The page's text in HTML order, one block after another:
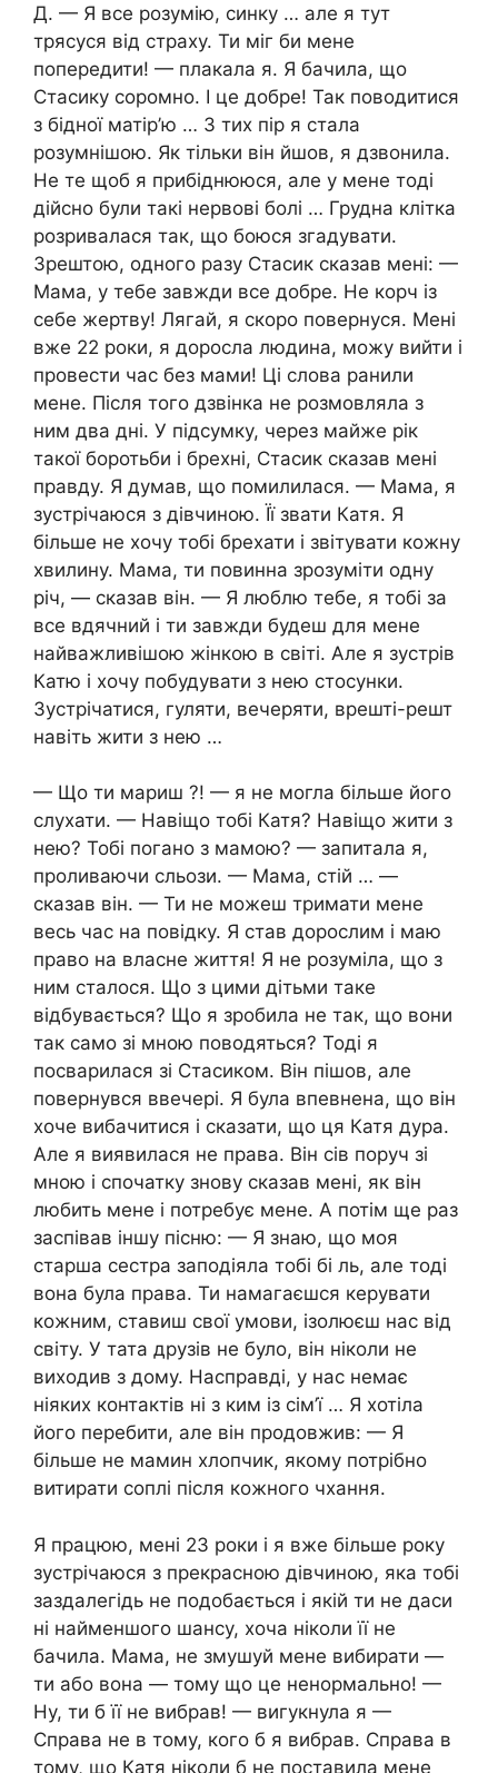
Д. — Я все розумію, синку … але я тут
трясуся від страху. Ти міг би мене
попередити! — плакала я. Я бачила, що
Стасику соромно. І це добре! Так поводитися
з бідної матір’ю … З тих пір я стала
розумнішою. Як тільки він йшов, я дзвонила.
Не те щоб я прибіднююся, але у мене тоді
дійсно були такі нервові болі … Грудна клітка
розривалася так, що боюся згадувати.
Зрештою, одного разу Стасик сказав мені: —
Мама, у тебе завжди все добре. Не корч із
себе жертву! Лягай, я скоро повернуся. Мені
вже 22 роки, я доросла людина, можу вийти і
провести час без мами! Ці слова ранили
мене. Після того дзвінка не розмовляла з
ним два дні. У підсумку, через майже рік
такої боротьби і брехні, Стасик сказав мені
правду. Я думав, що помилилася. — Мама, я
зустрічаюся з дівчиною. Її звати Катя. Я
більше не хочу тобі брехати і звітувати кожну
хвилину. Мама, ти повинна зрозуміти одну
річ, — сказав він. — Я люблю тебе, я тобі за
все вдячний і ти завжди будеш для мене
найважливішою жінкою в світі. Але я зустрів
Катю і хочу побудувати з нею стосунки.
Зустрічатися, гуляти, вечеряти, врешті-решт
навіть жити з нею …
— Що ти мариш ?! — я не могла більше його
слухати. — Навіщо тобі Катя? Навіщо жити з
нею? Тобі погано з мамою? — запитала я,
проливаючи сльози. — Мама, стій … —
сказав він. — Ти не можеш тримати мене
весь час на повідку. Я став дорослим і маю
право на власне життя! Я не розуміла, що з
ним сталося. Що з цими дітьми таке
відбувається? Що я зробила не так, що вони
так само зі мною поводяться? Тоді я
посварилася зі Стасиком. Він пішов, але
повернувся ввечері. Я була впевнена, що він
хоче вибачитися і сказати, що ця Катя дура.
Але я виявилася не права. Він сів поруч зі
мною і спочатку знову сказав мені, як він
любить мене і потребує мене. А потім ще раз
заспівав іншу пісню: — Я знаю, що моя
старша сестра заподіяла тобі бі ль, але тоді
вона була права. Ти намагаєшся керувати
кожним, ставиш свої умови, ізолюєш нас від
світу. У тата друзів не було, він ніколи не
виходив з дому. Насправді, у нас немає
ніяких контактів ні з ким із сім’ї … Я хотіла
його перебити, але він продовжив: — Я
більше не мамин хлопчик, якому потрібно
витирати соплі після кожного чхання.
Я працюю, мені 23 роки і я вже більше року
зустрічаюся з прекрасною дівчиною, яка тобі
заздалегідь не подобається і якій ти не даси
ні найменшого шансу, хоча ніколи її не
бачила. Мама, не змушуй мене вибирати —
ти або вона — тому що це ненормально! —
Ну, ти б її не вибрав! — вигукнула я —
Справа не в тому, кого б я вибрав. Справа в
тому, що Катя ніколи б не поставила мене